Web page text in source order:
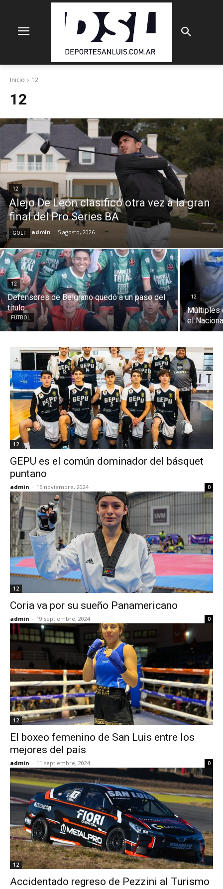
Inicio 12
12
12
Alejo De León clasificó otra vez a la gran
final del Pro Series BA
GOLF admin - 5 agosto, 2026
12
Defensores de Belgrano quedó a un paso del
título
FÚTBOL
12
Múltiples
el
12
GEPU es el común dominador del básquet
puntano
admin - 16 noviembre, 2024 0
12
Coria va por su sueño Panamericano
admin - 19 septiembre, 2024 0
12
El boxeo femenino de San Luis entre los
mejores del país
admin - 11 septiembre, 2024 0
12
Accidentado regreso de Pezzini al Turismo